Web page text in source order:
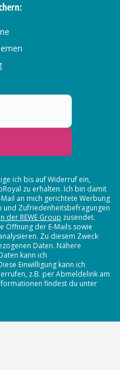
ich bis auf Widerruf ein,
zu erhalten. Ich bin damit
an mich gerichtete Werbung
und Zufriedenheitsbefragungen
der REWE Group zusendet.
Öffnung der E-Mails sowie
Zu diesem Zweck
Daten. Nähere
kann ich
Einwilligung kann ich
z.B. per Abmeldelink am
findest du unter